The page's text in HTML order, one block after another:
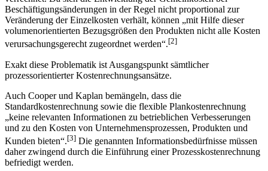
Beschäftigungsänderungen in der Regel nicht proportional zur
Veränderung der Einzelkosten verhält, können „mit Hilfe dieser
volumenorientierten Bezugsgrößen den Produkten nicht alle Kosten
verursachungsgerecht zugeordnet werden“.[2]
Exakt diese Problematik ist Ausgangspunkt sämtlicher
prozessorientierter Kosten­rechnungsansätze.
Auch Cooper und Kaplan bemängeln, dass die
Standardkostenrechnung sowie die flexible Plankostenrechnung
„keine relevanten Informationen zu betrieblichen Verbesserungen
und zu den Kosten von Unternehmensprozessen, Produkten und
Kunden bieten“.[3] Die genannten Informationsbedürfnisse müssen
daher zwingend durch die Einführung einer Prozesskostenrechnung
befriedigt werden.